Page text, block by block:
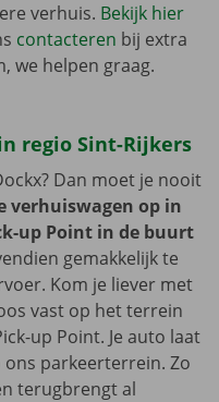
verhuis. Bekijk hier
contacteren bij extra
we helpen graag.
regio Sint-Rijkers
Dan moet je nooit
verhuiswagen op in
up Point in de buurt
gemakkelijk te
Kom je liever met
vast op het terrein
up Point. Je auto laat
parkeerterrein. Zo
terugbrengt al